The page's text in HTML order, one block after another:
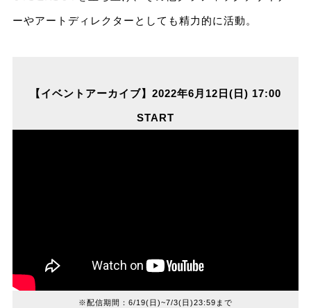
ーやアートディレクターとしても精力的に活動。
【イベントアーカイブ】2022年6月12日(日) 17:00
START
※配信期間：6/19(日)~7/3(日)23:59まで